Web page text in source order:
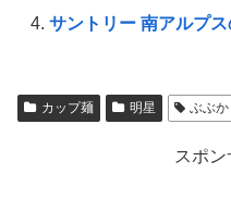
サントリー 南アルプ
カップ麺 明星 ぶぶか
スポン